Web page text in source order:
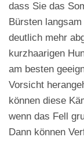
dass Sie das
Bürsten
deutlich mehr
kurzhaarigen
am besten
Vorsicht
können diese
wenn das Fell
Dann können